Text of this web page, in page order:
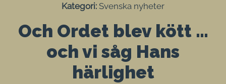
Kategori: Svenska nyheter
Och Ordet blev kött …
och vi såg Hans
härlighet